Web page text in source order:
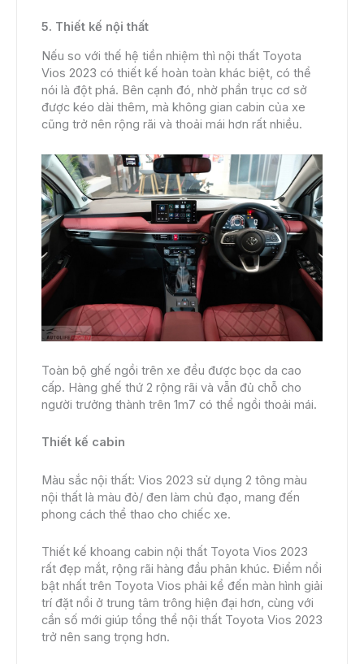
5. Thiết kế nội thất
Nếu so với thế hệ tiền nhiệm thì nội thất Toyota
Vios 2023 có thiết kế hoàn toàn khác biệt, có thể
nói là đột phá. Bên cạnh đó, nhờ phần trục cơ sở
được kéo dài thêm, mà không gian cabin của xe
cũng trở nên rộng rãi và thoải mái hơn rất nhiều.
Toàn bộ ghế ngồi trên xe đều được bọc da cao
cấp. Hàng ghế thứ 2 rộng rãi và vẫn đủ chỗ cho
người trưởng thành trên 1m7 có thể ngồi thoải mái.
Thiết kế cabin
Màu sắc nội thất: Vios 2023 sử dụng 2 tông màu
nội thất là màu đỏ/ đen làm chủ đạo, mang đến
phong cách thể thao cho chiếc xe.
Thiết kế khoang cabin nội thất Toyota Vios 2023
rất đẹp mắt, rộng rãi hàng đầu phân khúc. Điểm nổi
bật nhất trên Toyota Vios phải kể đến màn hình giải
trí đặt nổi ở trung tâm trông hiện đại hơn, cùng với
cần số mới giúp tổng thể nội thất Toyota Vios 2023
trở nên sang trọng hơn.